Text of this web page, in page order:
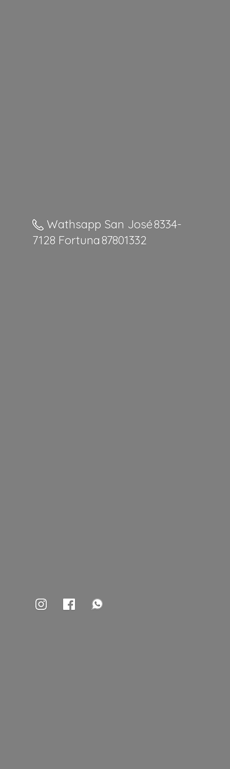
Wathsapp San José 8334-
7128 Fortuna 87801332